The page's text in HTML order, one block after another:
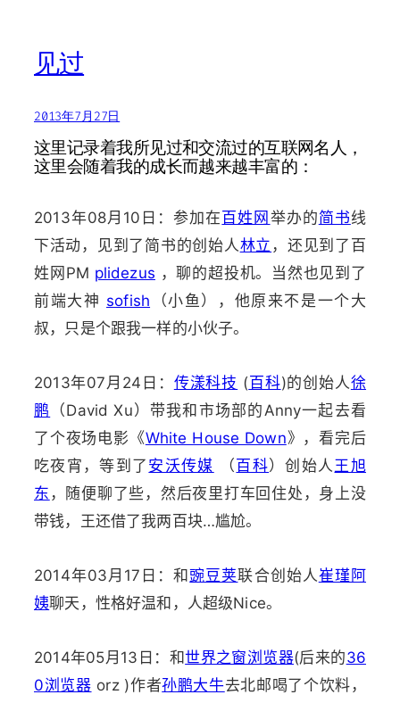
见过
2013年7月27日
这里记录着我所见过和交流过的互联网名人，
这里会随着我的成长而越来越丰富的：
2013年08月10日：参加在百姓网 举办的简书线
下活动，见到了简书的创始人林立 ，还见到了百
姓网PM plidezus ，聊的超投机。当然也见到了
前端大神 sofish （小鱼），他原来不是一个大
叔，只是个跟我一样的小伙子。
2013年07月24日： 传漾科技 (百科)的创始人徐
鹏
（David Xu）带我和市场部的Anny一起去看
了个夜场电影《White House Down》，看完后
吃夜宵，等到了 安沃传媒 （百科）创始人王旭
东 ，随便聊了些，然后夜里打车回住处，身上没
带钱，王还借了我两百块…尴尬。
2014年03月17日：和豌豆荚联合创始人崔瑾阿
姨聊天，性格好温和，人超级Nice。
2014年05月13日：和世界之窗浏览器(后来的36
0浏览器 orz )作者孙鹏大牛去北邮喝了个饮料，